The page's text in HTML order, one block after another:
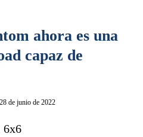
ahora es una
capaz de
28 de junio de 2022